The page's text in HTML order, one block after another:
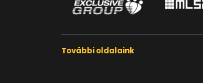
További oldalaink